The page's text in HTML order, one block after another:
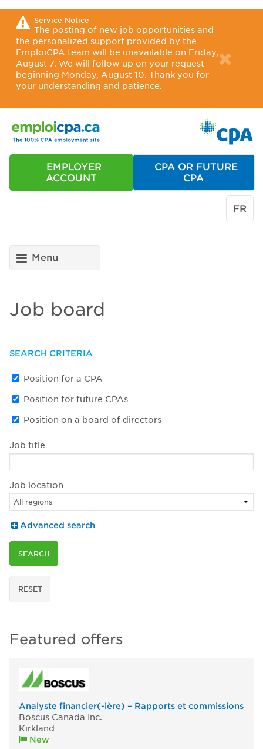
Service Notice
The posting of new job opportunities and
the personalized support provided by the
EmploiCPA team will be unavailable on Friday,
August 7. We will follow up on your request
beginning Monday, August 10. Thank you for
your understanding and patience.
EMPLOYER
ACCOUNT
CPA OR FUTURE
CPA
FR
Menu
Job board
SEARCH CRITERIA
Position for a CPA
Position for future CPAs
Position on a board of directors
Job title
Job location
Advanced search
SEARCH
RESET
Featured offers
Analyste financier(-ière) – Rapports et commissions
Boscus Canada Inc.
Kirkland
New